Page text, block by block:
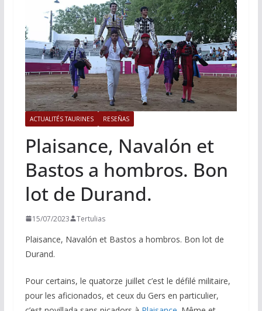
ACTUALITÉS TAURINES RESEÑAS
Plaisance, Navalón et
Bastos a hombros. Bon
lot de Durand.
15/07/2023 Tertulias
Plaisance, Navalón et Bastos a hombros. Bon lot de
Durand.
Pour certains, le quatorze juillet c’est le défilé militaire,
pour les aficionados, et ceux du Gers en particulier,